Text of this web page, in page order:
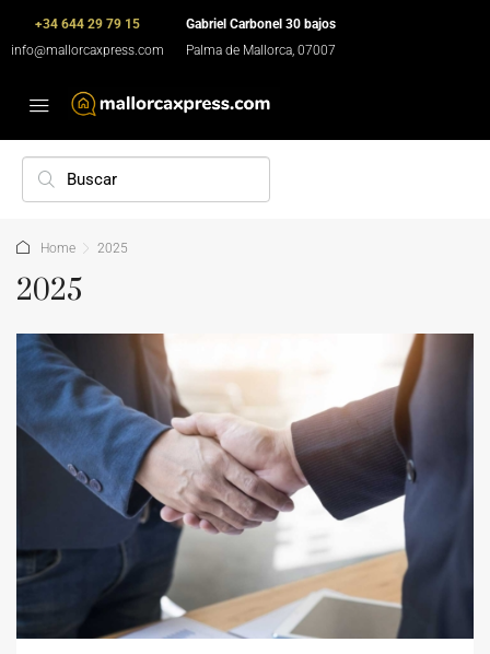
+34 644 29 79 15
info@mallorcaxpress.com
Gabriel Carbonel 30 bajos
Palma de Mallorca, 07007
Home 2025
2025